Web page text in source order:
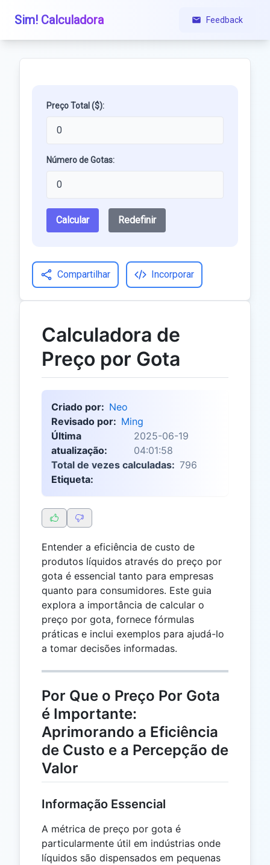
Sim! Calculadora Feedback
Preço Total ($):
Número de Gotas:
Calcular Redefinir
Compartilhar Incorporar
Calculadora de
Preço por Gota
Criado por: Neo
Revisado por: Ming
Última
atualização:
2025-06-19
04:01:58
Total de vezes calculadas: 796
Etiqueta:
Entender a eficiência de custo de
produtos líquidos através do preço por
gota é essencial tanto para empresas
quanto para consumidores. Este guia
explora a importância de calcular o
preço por gota, fornece fórmulas
práticas e inclui exemplos para ajudá-lo
a tomar decisões informadas.
Por Que o Preço Por Gota
é Importante:
Aprimorando a Eficiência
de Custo e a Percepção de
Valor
Informação Essencial
A métrica de preço por gota é
particularmente útil em indústrias onde
líquidos são dispensados em pequenas